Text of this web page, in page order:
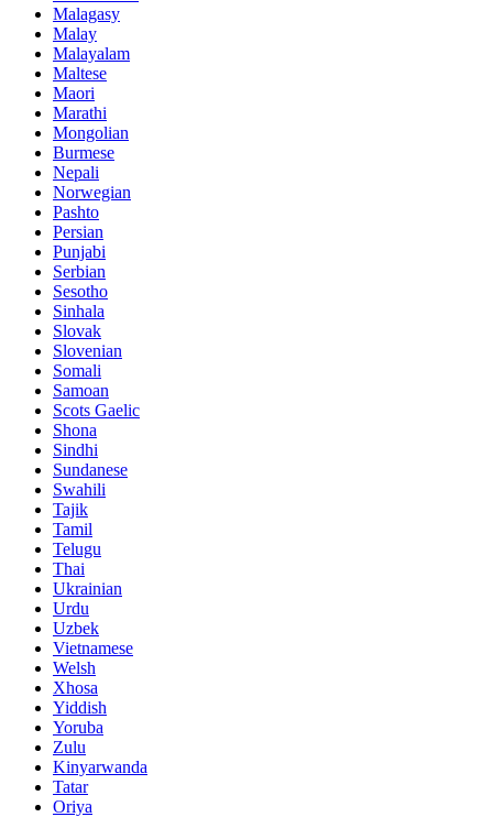
Malagasy
Malay
Malayalam
Maltese
Maori
Marathi
Mongolian
Burmese
Nepali
Norwegian
Pashto
Persian
Punjabi
Serbian
Sesotho
Sinhala
Slovak
Slovenian
Somali
Samoan
Scots Gaelic
Shona
Sindhi
Sundanese
Swahili
Tajik
Tamil
Telugu
Thai
Ukrainian
Urdu
Uzbek
Vietnamese
Welsh
Xhosa
Yiddish
Yoruba
Zulu
Kinyarwanda
Tatar
Oriya